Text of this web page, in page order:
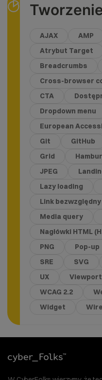
AJAX AMP
Atrybut Target
Breadcrumbs
Cross-browser
CTA
Dropdown menu
European
Git
GitHub
Grid
JPEG
Lazy loading
Link bezwzględny
Media query
Nagłówki HTML
PNG
Pop-up
SRE
SVG
UX
Viewport
WCAG 2.2
Widget